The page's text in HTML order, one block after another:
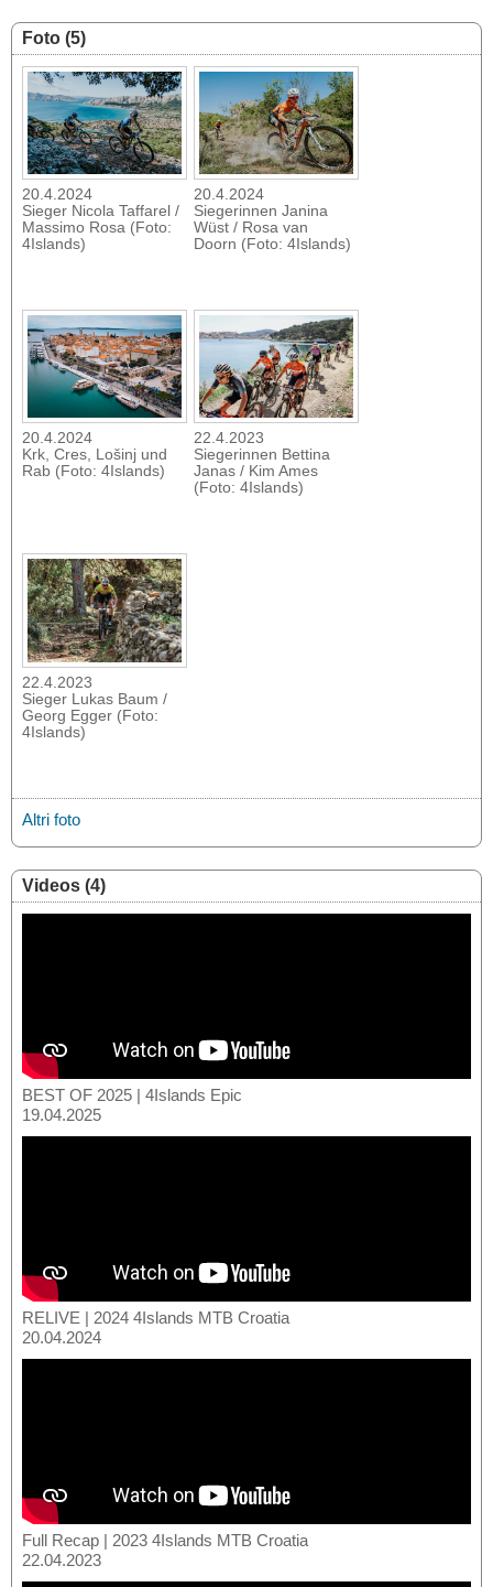
Foto (5)
20.4.2024
Sieger Nicola Taffarel /
Massimo Rosa (Foto:
4Islands)
20.4.2024
Siegerinnen Janina
Wüst / Rosa van
Doorn (Foto: 4Islands)
20.4.2024
Krk, Cres, Lošinj und
Rab (Foto: 4Islands)
22.4.2023
Siegerinnen Bettina
Janas / Kim Ames
(Foto: 4Islands)
22.4.2023
Sieger Lukas Baum /
Georg Egger (Foto:
4Islands)
Altri foto
Videos (4)
BEST OF 2025 | 4Islands Epic
19.04.2025
RELIVE | 2024 4Islands MTB Croatia
20.04.2024
Full Recap | 2023 4Islands MTB Croatia
22.04.2023